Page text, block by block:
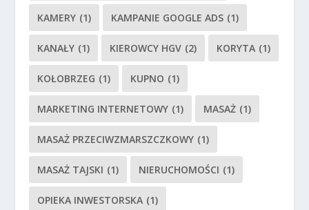
KAMERY (1) KAMPANIE GOOGLE ADS (1)
KANAŁY (1) KIEROWCY HGV (2) KORYTA (1)
KOŁOBRZEG (1) KUPNO (1)
MARKETING INTERNETOWY (1) MASAŻ (1)
MASAŻ PRZECIWZMARSZCZKOWY (1)
MASAŻ TAJSKI (1) NIERUCHOMOŚCI (1)
OPIEKA INWESTORSKA (1)